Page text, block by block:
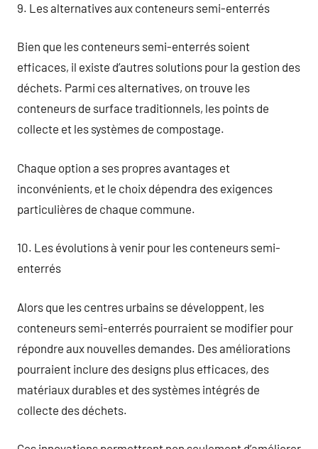
9. Les alternatives aux conteneurs semi-enterrés
Bien que les conteneurs semi-enterrés soient
efficaces, il existe d’autres solutions pour la gestion des
déchets. Parmi ces alternatives, on trouve les
conteneurs de surface traditionnels, les points de
collecte et les systèmes de compostage.
Chaque option a ses propres avantages et
inconvénients, et le choix dépendra des exigences
particulières de chaque commune.
10. Les évolutions à venir pour les conteneurs semi-
enterrés
Alors que les centres urbains se développent, les
conteneurs semi-enterrés pourraient se modifier pour
répondre aux nouvelles demandes. Des améliorations
pourraient inclure des designs plus efficaces, des
matériaux durables et des systèmes intégrés de
collecte des déchets.